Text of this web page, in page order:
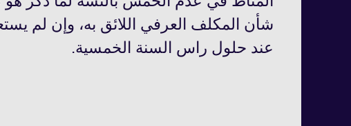
شأن المكلف العرفي اللائق به، وإن لم
عند حلول راس السنة الخمسية.